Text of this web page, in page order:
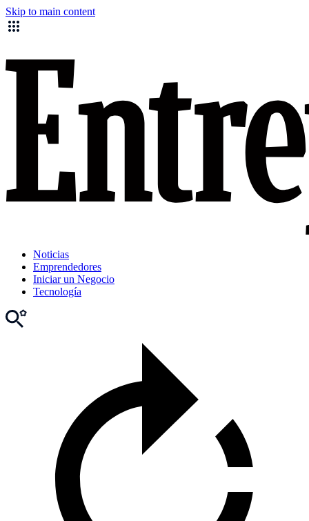
Skip to main content
Noticias
Emprendedores
Iniciar un Negocio
Tecnología